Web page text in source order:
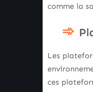
comme la
Les
ces